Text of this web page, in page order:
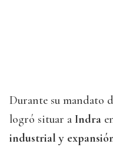
Durante su mandato
logró situar a Indra
industrial y